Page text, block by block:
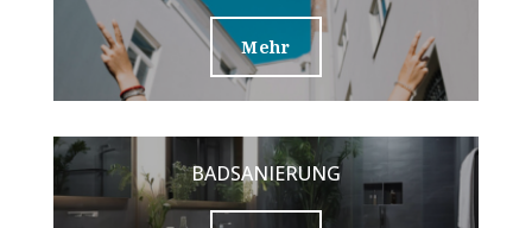
Mehr
BADSANIERUNG